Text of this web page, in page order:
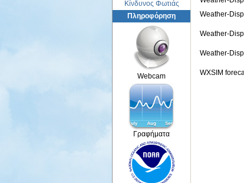
Κίνδυνος Φωτιάς
Πληροφόρηση
Webcam
Γραφήματα
Weather-
Weather-
Weather-
WXSIM